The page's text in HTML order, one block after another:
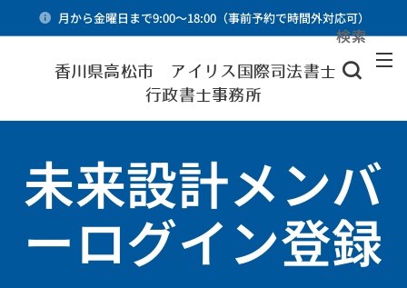
月から金曜日まで9:00～18:00（事前予約で時間外対応可）
香川県高松市 アイリス国際司法書士・
行政書士事務所
検索
未来設計メンバ
ーログイン登録